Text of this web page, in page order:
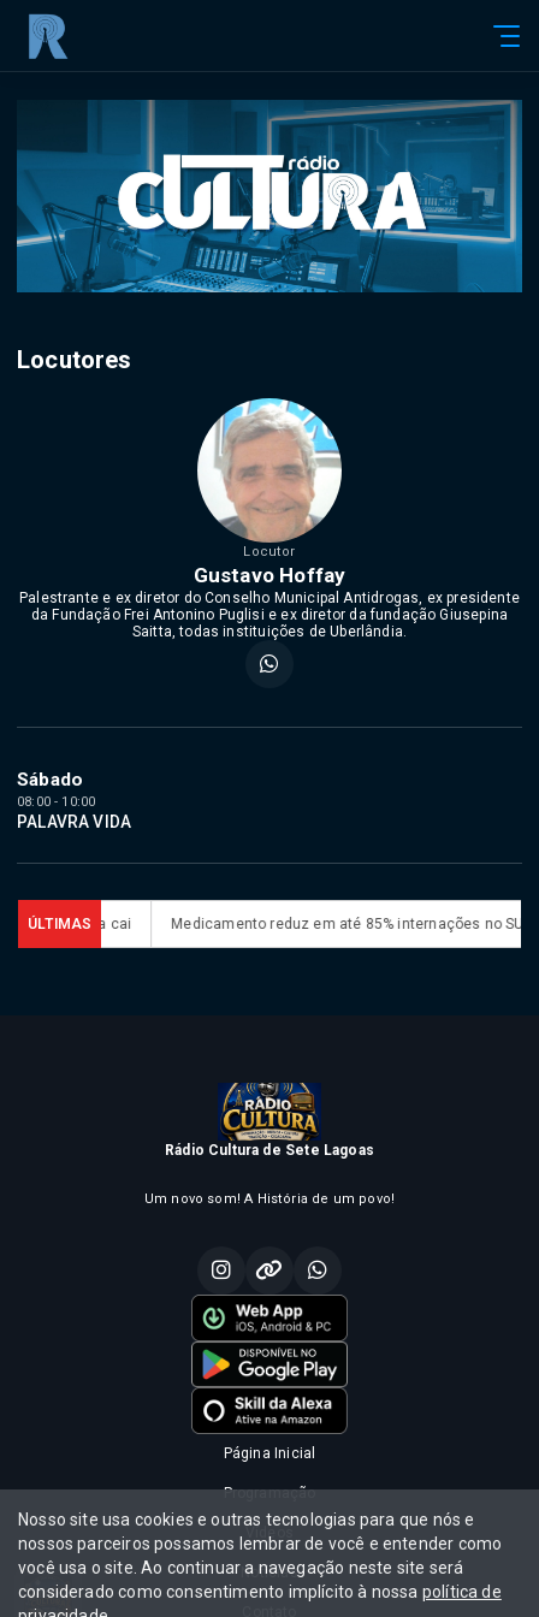
MADRUGADA CULTURA
Locutores
Locutor
Gustavo Hoffay
Palestrante e ex diretor do Conselho Municipal Antidrogas, ex presidente
da Fundação Frei Antonino Puglisi e ex diretor da fundação Giusepina
Saitta, todas instituições de Uberlândia.
Sábado
08:00 - 10:00
PALAVRA VIDA
ÚLTIMAS cai Medicamento reduz em até 85% internações no SUS
Rádio Cultura de Sete Lagoas
Um novo som! A História de um povo!
Página Inicial
Programação
Vídeos
Notícias
Nosso site usa cookies e outras tecnologias para que nós e
nossos parceiros possamos lembrar de você e entender como
você usa o site. Ao continuar a navegação neste site será
considerado como consentimento implícito à nossa política de